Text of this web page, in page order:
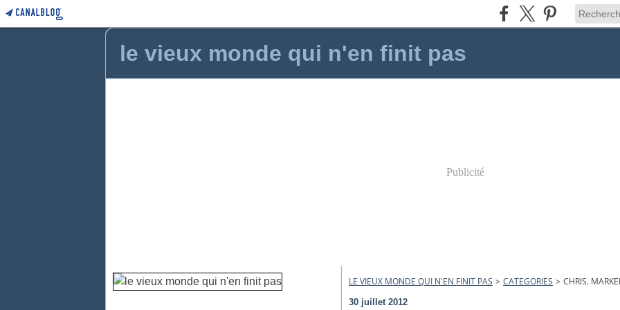
le vieux monde qui n'en finit pas
Publicité
LE VIEUX MONDE QUI N'EN FINIT PAS > CATEGORIES > CHRIS.
30 juillet 2012